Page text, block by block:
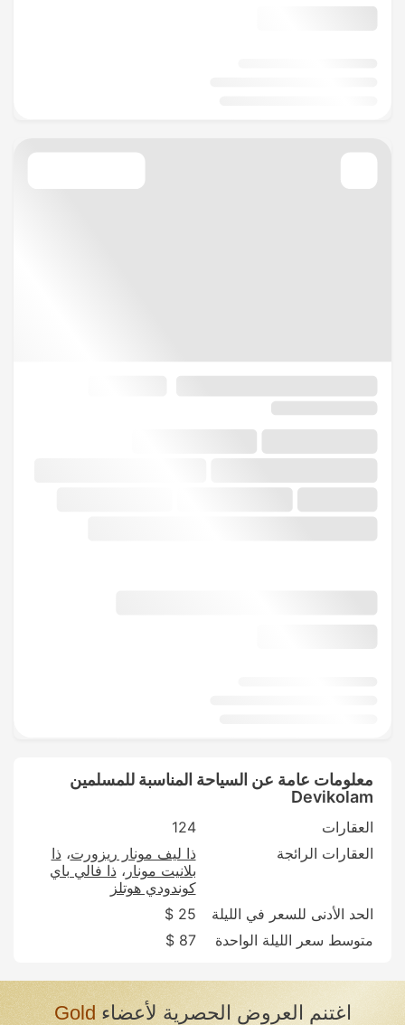
معلومات عامة عن السياحة المناسبة للمسلمين
Devikolam
العقارات
124
العقارات الرائجة
ذا ليف مونار ريزورت ذا
بلانيت مونار
ذا فالي باي
كوندودي هوتلز
الحد الأدنى للسعر في الليلة
25 $
متوسط سعر الليلة الواحدة
87 $
اغتنم العروض الحصرية لأعضاءGold